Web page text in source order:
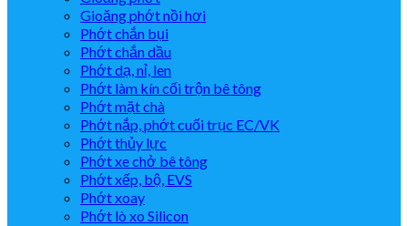
Gioăng phớt nồi hơi
Phớt chắn bụi
Phớt chắn dầu
Phớt dạ, nỉ, len
Phớt làm kín cối trộn bê tông
Phớt mặt chà
Phớt nắp, phớt cuối trục EC/VK
Phớt thủy lực
Phớt xe chở bê tông
Phớt xếp, bộ, EVS
Phớt xoay
Phớt lò xo Silicon